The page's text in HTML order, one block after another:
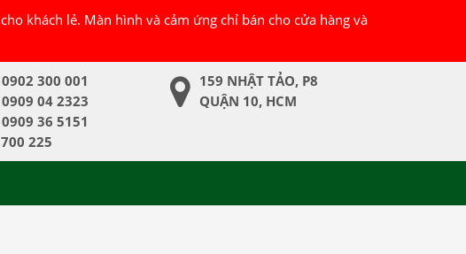
khách lẻ. Màn hình và cảm ứng chỉ bán cho cửa hàng và
0902 300 001
0909 04 2323
0909 36 5151
225
159 NHẬT TẢO, P8
QUẬN 10, HCM